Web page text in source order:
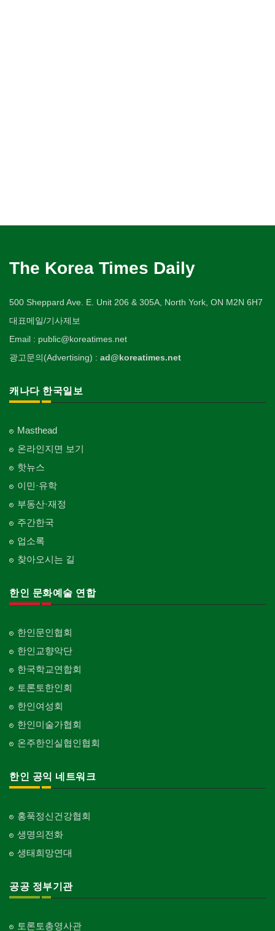
The Korea Times Daily
500 Sheppard Ave. E. Unit 206 & 305A, North York, ON M2N 6H7
대표메일/기사제보
Email : public@koreatimes.net
광고문의(Advertising) : ad@koreatimes.net
캐나다 한국일보
Masthead
온라인지면 보기
핫뉴스
이민·유학
부동산·재정
주간한국
업소록
찾아오시는 길
한인 문화예술 연합
한인문인협회
한인교향악단
한국학교연합회
토론토한인회
한인여성회
한인미술가협회
온주한인실협인협회
한인 공익 네트워크
홍푹정신건강협회
생명의전화
생태희망연대
공공 정부기관
토론토총영사관